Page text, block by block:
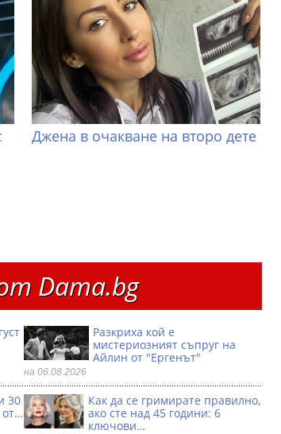
Джена в очакване на второ дете
Dama.bg
Разкриха кой е
мистериозният съпруг на
Айлин от "Ергенът"
на 06.08.2026
30
от…
Как да се гримирате правилно,
ако сте над 45 години: 6
ключови…